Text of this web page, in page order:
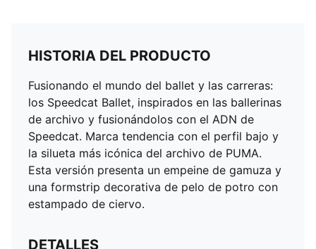
HISTORIA DEL PRODUCTO
Fusionando el mundo del ballet y las carreras:
los Speedcat Ballet, inspirados en las ballerinas
de archivo y fusionándolos con el ADN de
Speedcat. Marca tendencia con el perfil bajo y
la silueta más icónica del archivo de PUMA.
Esta versión presenta un empeine de gamuza y
una formstrip decorativa de pelo de potro con
estampado de ciervo.
DETALLES